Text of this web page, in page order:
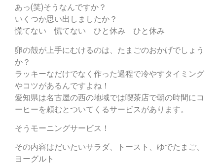
あっ(笑)そうなんですか？
いくつか思い出しましたか？
慌てない 慌てない ひと休み ひと休み
卵の殻が上手にむけるのは、たまごのおかげでしょう
か？
ラッキーなだけでなく作った過程で冷やすタイミング
やコツがあるんですよね！
愛知県は名古屋の西の地域では喫茶店で朝の時間にコ
ーヒーを頼むとついてくるサービスがあります。
そうモーニングサービス！
その内容はだいたいサラダ、トースト、ゆでたまご、
ヨーグルト